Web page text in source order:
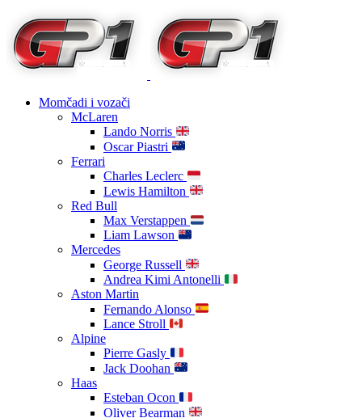
Momčadi i vozači
McLaren
Lando Norris
Oscar Piastri
Ferrari
Charles Leclerc
Lewis Hamilton
Red Bull
Max Verstappen
Liam Lawson
Mercedes
George Russell
Andrea Kimi Antonelli
Aston Martin
Fernando Alonso
Lance Stroll
Alpine
Pierre Gasly
Jack Doohan
Haas
Esteban Ocon
Oliver Bearman